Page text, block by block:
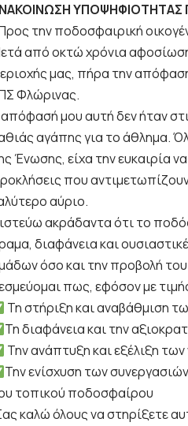
ΥΠΟΨΗΦΙΟΤΗΤΑΣ
την ποδοσφαιρική
από οκτώ χρόνια
μας, πήρα την
Φλώρινας.
μου αυτή δεν ήταν
αγάπης για το άθλημα.
Ένωσης, είχα την ευκαιρία
που
αύριο.
ακράδαντα ότι το
διαφάνεια και
όσο και την προβολή
πως, εφόσον με
Τη στήριξη και αναβάθμιση
Τη διαφάνεια και την
Την ανάπτυξη και εξέλιξη
Την ενίσχυση των
τοπικού ποδοσφαίρου
καλώ όλους να στηρίξετε